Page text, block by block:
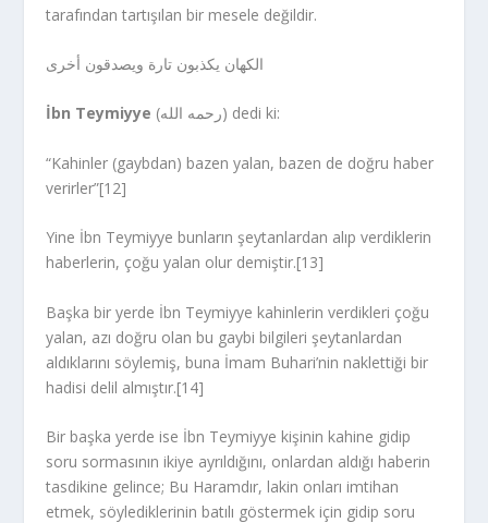
tarafından tartışılan bir mesele değildir.
الكهان يكذبون تارة ويصدقون أخرى
İbn Teymiyye (رحمه الله) dedi ki:
“Kahinler (gaybdan) bazen yalan, bazen de doğru haber
verirler”[12]
Yine İbn Teymiyye bunların şeytanlardan alıp verdiklerin
haberlerin, çoğu yalan olur demiştir.[13]
Başka bir yerde İbn Teymiyye kahinlerin verdikleri çoğu
yalan, azı doğru olan bu gaybi bilgileri şeytanlardan
aldıklarını söylemiş, buna İmam Buhari’nin naklettiği bir
hadisi delil almıştır.[14]
Bir başka yerde ise İbn Teymiyye kişinin kahine gidip
soru sormasının ikiye ayrıldığını, onlardan aldığı haberin
tasdikine gelince; Bu Haramdır, lakin onları imtihan
etmek, söylediklerinin batılı göstermek için gidip soru